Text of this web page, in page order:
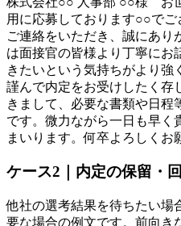
用に応募しております○○で
ご連絡をいただき、誠にあり
は面接官の皆様より丁寧にお
きたいという気持ちがより強
謹んで内定をお受けしたく存
きまして、必要な書類や日程
です。微力ながら一日も早く
まいります。何卒よろしくお
ケース2｜内定の保留・
他社の選考結果を待ちたい場
要な場合の例文です。前向き